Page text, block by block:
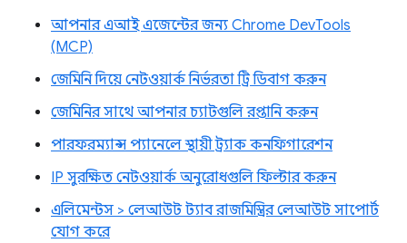
আপনার এআই এজেন্টের জন্য Chrome DevTools
(MCP)
জেমিনি দিয়ে নেটওয়ার্ক নির্ভরতা ট্রি ডিবাগ করুন
জেমিনির সাথে আপনার চ্যাটগুলি রপ্তানি করুন
পারফরম্যান্স প্যানেলে স্থায়ী ট্র্যাক কনফিগারেশন
IP সুরক্ষিত নেটওয়ার্ক অনুরোধগুলি ফিল্টার করুন
এলিমেন্টস > লেআউট ট্যাব রাজমিস্ত্রির লেআউট সাপোর্ট
যোগ করে